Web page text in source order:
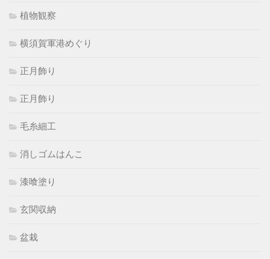
植物観察
横須賀軍港めぐり
正月飾り
正月飾り
毛糸細工
消しゴムはんこ
漆喰塗り
玄関収納
盆栽